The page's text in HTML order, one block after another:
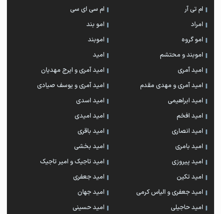
ام تی آر
ام سی ای سی
امراد
امو بند
امو گروه
اموبند
اموبند و محتشم
امید
امید آمری
امید آمری و ایرج مهدیان
امید آمری و مهدی مقدم
امید آمری و یوسف صیادی
امید ابراهیمی
امید اسدی
امید افخم
امید امیدی
امید انصاری
امید باقری
امید بامری
امید بخشی
امید پیروزی
امید تاجیک و امیر تاجیک
امید تکین
امید جعفری
امید جعفری و الیاس کرمی
امید جهان
امید حاجیلی
امید حسینی